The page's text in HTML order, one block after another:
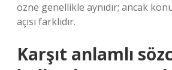
özne genellikle aynıdır; ancak
açısı farklıdır.
Karşıt anlamlı